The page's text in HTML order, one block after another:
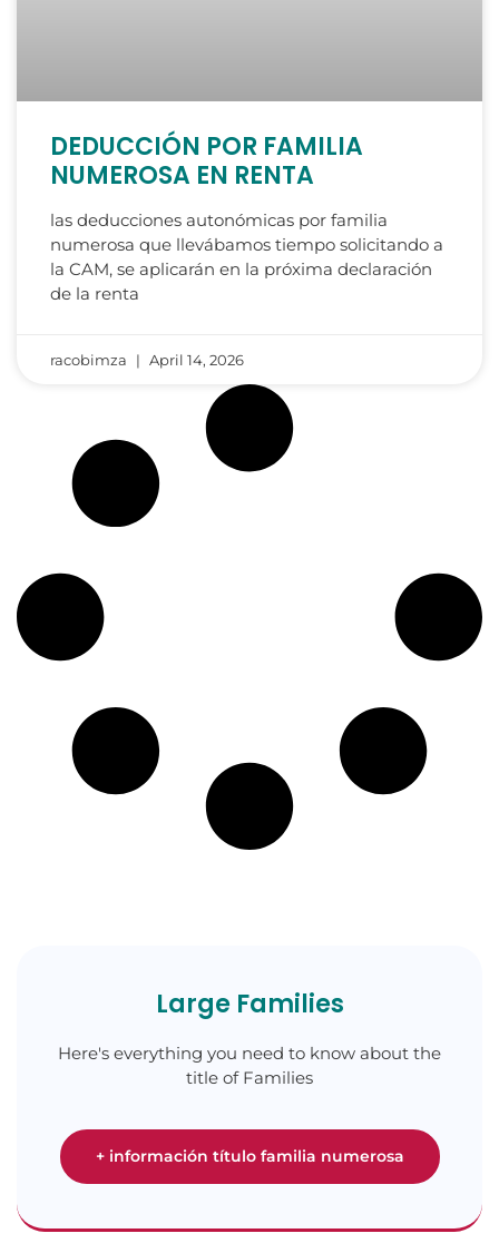
DEDUCCIÓN POR FAMILIA
NUMEROSA EN RENTA
las deducciones autonómicas por familia
numerosa que llevábamos tiempo solicitando a
la CAM, se aplicarán en la próxima declaración
de la renta
racobimza April 14, 2026
Large Families
Here's everything you need to know about the
title of Families
+ información título familia numerosa